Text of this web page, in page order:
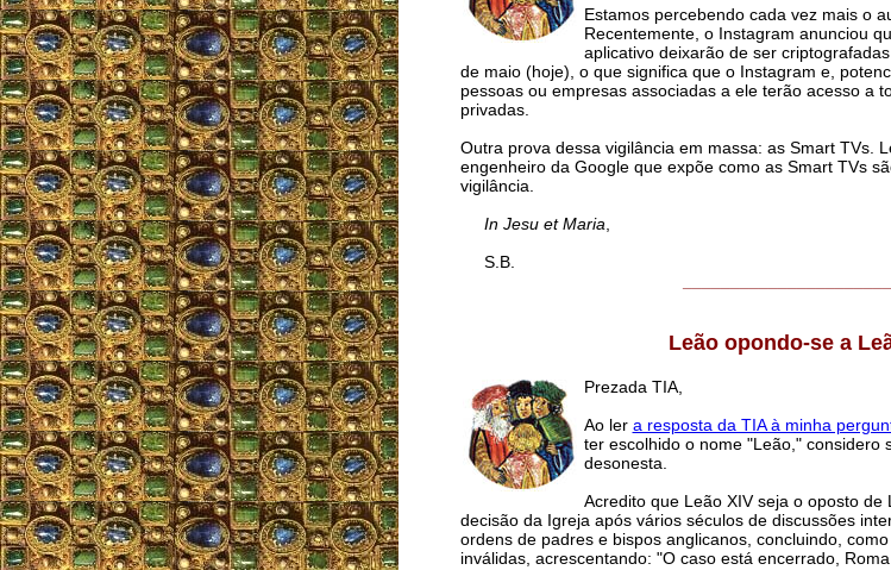
Estamos percebendo cada vez mais o
Recentemente, o Instagram anunciou
aplicativo deixarão de ser
de maio (hoje), o que significa que o Instagram e,
pessoas ou empresas associadas a ele terão acesso a
privadas.
Outra prova dessa vigilância em massa: as Smart TVs.
engenheiro da Google que expõe como as Smart TVs
vigilância.
In Jesu et Maria
S.B.
Leão opondo-se a
Prezada TIA,
Ao ler a resposta da TIA à minha
ter escolhido o nome "Leão," considero
desonesta.
Acredito que Leão XIV seja o oposto de
decisão da Igreja após vários séculos de discussões
ordens de padres e bispos anglicanos, concluindo,
inválidas, acrescentando: "O caso está encerrado,